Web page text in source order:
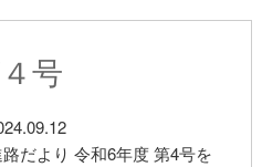
号
だより 令和6年度 第4号を